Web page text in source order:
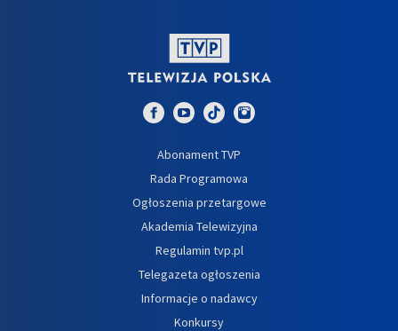
Abonament TVP
Rada Programowa
Ogłoszenia przetargowe
Akademia Telewizyjna
Regulamin tvp.pl
Telegazeta ogłoszenia
Informacje o nadawcy
Konkursy